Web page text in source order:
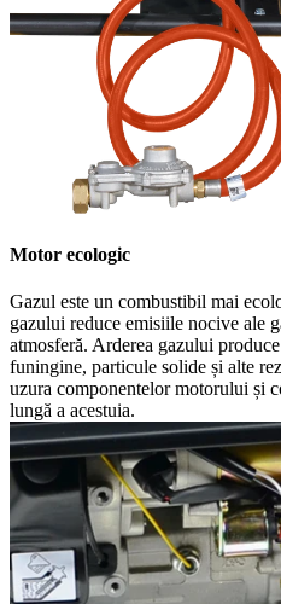
Motor ecologic
Gazul este un combustibil mai
gazului reduce emisiile nocive ale
atmosferă. Arderea gazului
funingine, particule solide și alte
uzura componentelor motorului și
lungă a acestuia.